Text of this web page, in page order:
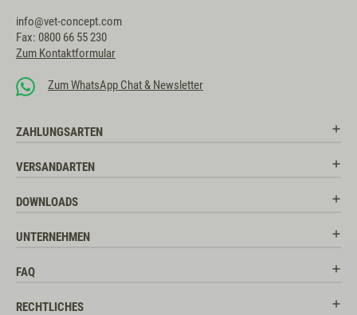
info@vet-concept.com
Fax: 0800 66 55 230
Zum Kontaktformular
Zum WhatsApp Chat & Newsletter
ZAHLUNGSARTEN
VERSANDARTEN
DOWNLOADS
UNTERNEHMEN
FAQ
RECHTLICHES